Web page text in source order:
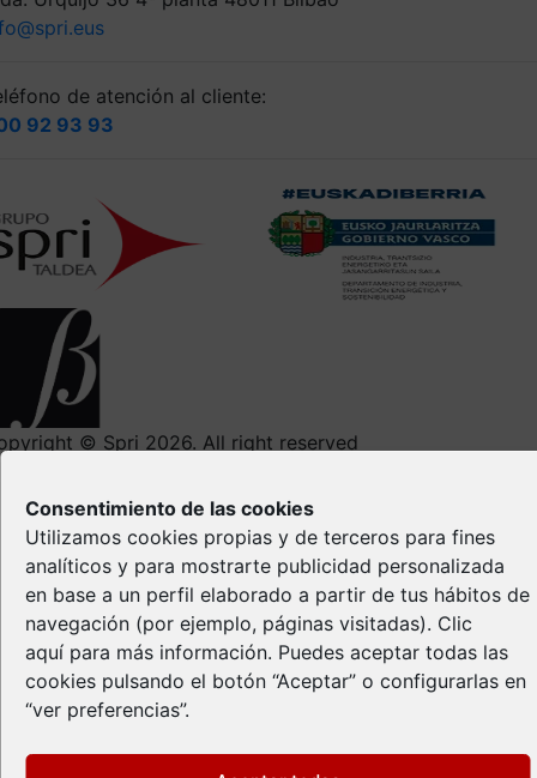
Consentimiento de las cookies
Utilizamos cookies propias y de terceros para fines
analíticos y para mostrarte publicidad personalizada
en base a un perfil elaborado a partir de tus hábitos de
navegación (por ejemplo, páginas visitadas). Clic
aquí para más información. Puedes aceptar todas las
cookies pulsando el botón “Aceptar” o configurarlas en
“ver preferencias”.
de atención al cliente:
92 93 93
© Spri 2026. All right reserved
Política de privacidad
Política de Cookies
Propiedad Intelectual